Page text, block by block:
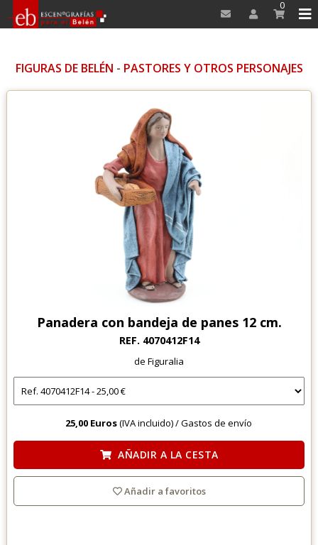
0
FIGURAS DE BELÉN - PASTORES Y OTROS PERSONAJES
Panadera con bandeja de panes 12 cm.
REF. 4070412F14
de Figuralia
25,00 Euros(IVA incluido) /Gastos de envío
AÑADIR A LA CESTA
Añadir a favoritos